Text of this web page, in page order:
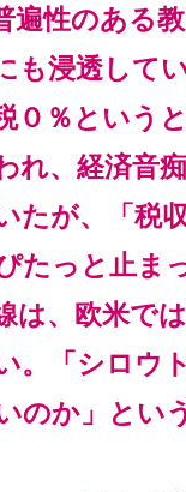
性のある
も浸透して
％という
れ、経済音
たが、「税
たっと止ま
、欧米で
。「シロウ
のか」とい